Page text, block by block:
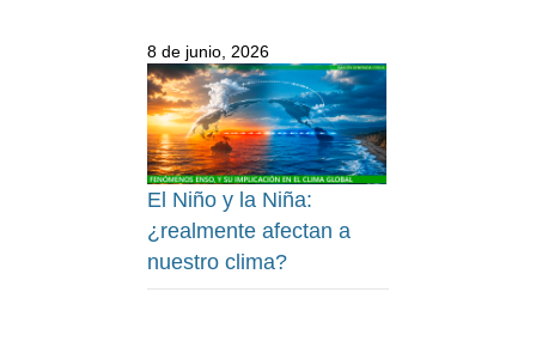
8 de junio, 2026
El Niño y la Niña:
¿realmente afectan a
nuestro clima?